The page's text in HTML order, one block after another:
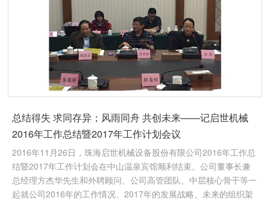
总结得失 求同存异；风雨同舟 共创未来——记启世机械
2016年工作总结暨2017年工作计划会议
2016年11月26日，珠海启世机械设备股份有限公司2016年工作总
结暨2017年工作计划会在中山温泉宾馆顺利结束。公司董事长兼
总经理方杰华先生和外聘顾问、公司高管团队、中层核心骨干等一
起就公司2016年的工作情况、2017年的发展战略、未来的组织架